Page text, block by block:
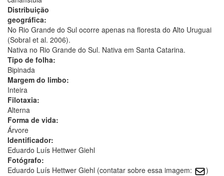
Distribuição
geográfica:
No Rio Grande do Sul ocorre apenas na floresta do Alto Uruguai
(Sobral et al. 2006).
Nativa no Rio Grande do Sul. Nativa em Santa Catarina.
Tipo de folha:
Bipinada
Margem do limbo:
Inteira
Filotaxia:
Alterna
Forma de vida:
Árvore
Identificador:
Eduardo Luís Hettwer Giehl
Fotógrafo:
Eduardo Luís Hettwer Giehl (contatar sobre essa imagem:
)